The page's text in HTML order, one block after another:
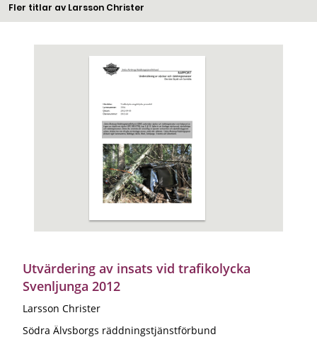
Fler titlar av Larsson Christer
Utvärdering av insats vid trafikolycka
Svenljunga 2012
Larsson Christer
Södra Älvsborgs räddningstjänstförbund